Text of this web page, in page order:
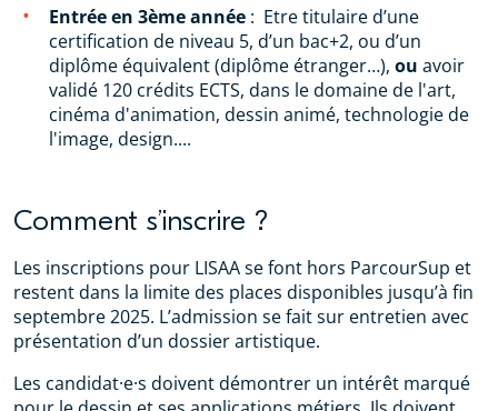
Entrée en 3ème année : Etre titulaire d’une
certification de niveau 5, d’un bac+2, ou d’un
diplôme équivalent (diplôme étranger…), ou avoir
validé 120 crédits ECTS, dans le domaine de l'art,
cinéma d'animation, dessin animé, technologie de
l'image, design....
Comment s’inscrire ?
Les inscriptions pour LISAA se font hors ParcourSup et
restent dans la limite des places disponibles jusqu’à fin
septembre 2025. L’admission se fait sur entretien avec
présentation d’un dossier artistique.
Les candidat·e·s doivent démontrer un intérêt marqué